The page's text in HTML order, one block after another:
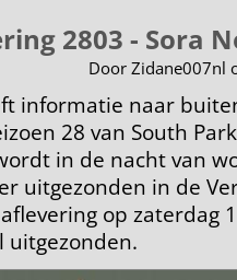
2803 - Sora
Door Zidane007nl
informatie naar
28 van South
in de nacht van
uitgezonden in de
op zaterdag
uitgezonden.